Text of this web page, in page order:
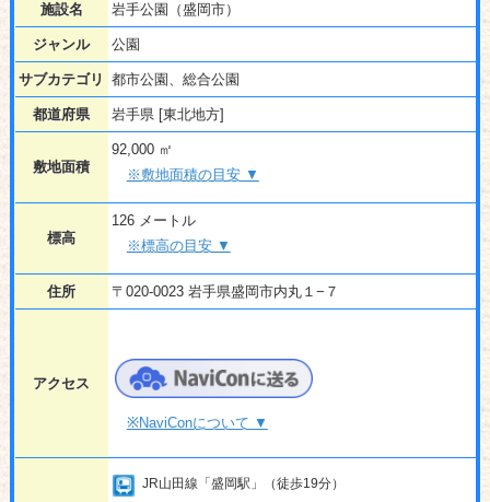
施設名 岩手公園（盛岡市）
ジャンル 公園
サブカテゴリ 都市公園、総合公園
都道府県 岩手県 [東北地方]
敷地面積
92,000 ㎡
※敷地面積の目安 ▼
標高
126 メートル
※標高の目安 ▼
住所 〒020-0023 岩手県盛岡市内丸１−７
アクセス
※NaviConについて ▼
JR山田線「盛岡駅」（徒歩19分）